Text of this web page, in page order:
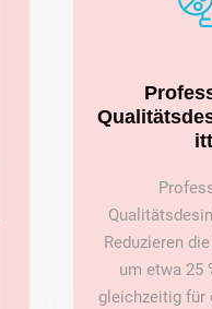
Reduzieren
um etwa 25
gleichzeitig für